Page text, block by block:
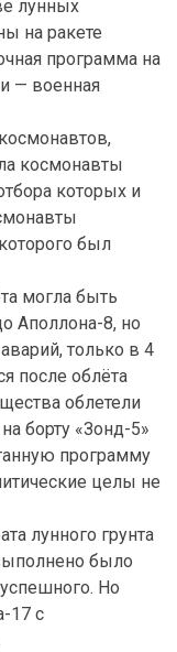
лунных
на ракете
программа на
— военная
космонавты
которых и
был
могла быть
Аполлона-8, но
только в 4
после облёта
облетели
борту «Зонд-5»
программу
целы не
лунного грунта
было
Но
17 с